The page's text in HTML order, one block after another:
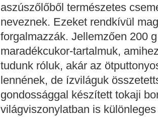
aszúszőlőből természetes
neveznek. Ezeket rendkívül
forgalmazzák. Jellemzően 200
maradékcukor-tartalmuk,
tudunk róluk, akár az
lennének, de ízviláguk
gondossággal készített tokaji
világviszonylatban is